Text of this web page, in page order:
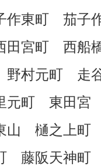
東町 茄子
宮町 西船
村元町 走
元町 東田
樋之上町
藤阪天神